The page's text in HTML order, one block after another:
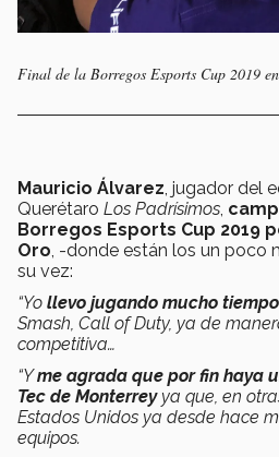
Final de la Borregos Esports Cup 2019
Mauricio Álvarez , jugador del
Querétaro Los Padrísimos
Borregos Esports Cup 2019
Oro , -donde están los un poco
su vez:
“Yo llevo jugando mucho
Smash, Call of Duty, ya de
competitiva…
“Yme agrada que por fin haya
Tec de Monterreyya que, en
Estados Unidos ya desde hace
equipos.